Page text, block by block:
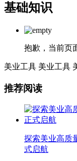
基础知识
抱歉，当前页
美业工具 美业工具
推荐阅读
探索美业高质
式启航